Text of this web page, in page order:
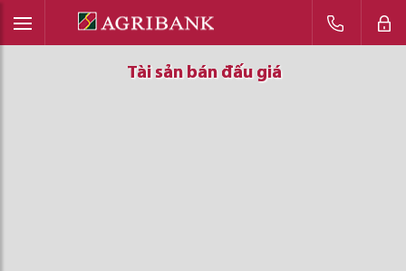
Tài sản bán đấu giá
Tài sản bán đấu giá
Tài sản bán đấu giá